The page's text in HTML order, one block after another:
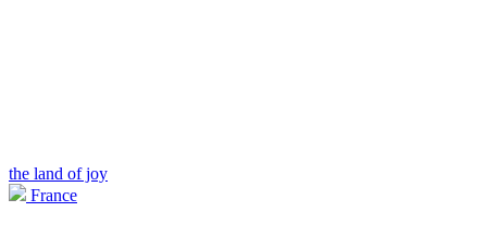
the land of joy
France